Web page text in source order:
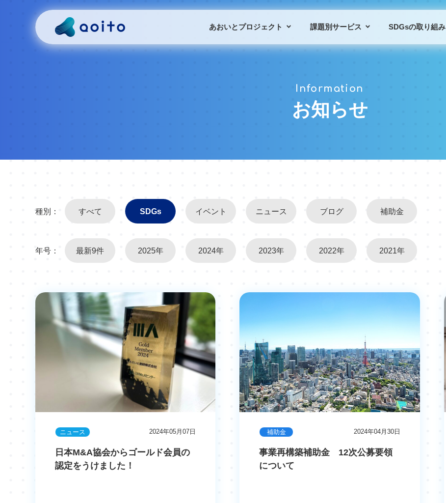
あおいとプロジェクト 課題別サービス
導入事例
SDGsの取り組み
Information
お知らせ
種別： すべて SDGs イベント ニュース ブログ 補助金
年号： 最新9件 2025年 2024年 2023年 2022年 2021年
ニュース 2024年05月07日
日本M&A協会からゴールド会員の
認定をうけました！
補助金 2024年04月30日
事業再構築補助金 12次公募要領
について